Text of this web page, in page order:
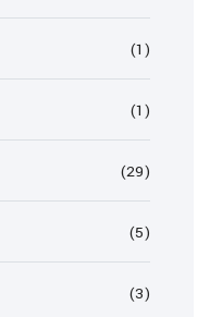
(1)
(1)
(29)
(5)
(3)